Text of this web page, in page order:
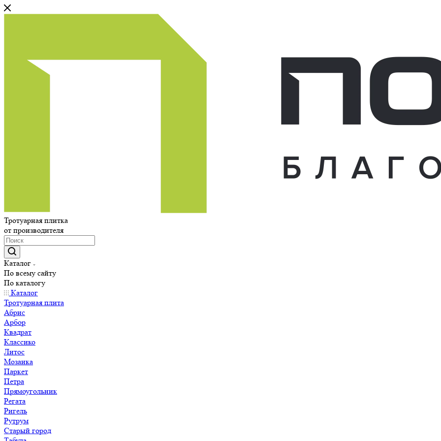
Тротуарная плитка
от производителя
Каталог
По всему сайту
По каталогу
Каталог
Тротуарная плита
Абрис
Арбор
Квадрат
Классико
Литос
Мозаика
Паркет
Петра
Прямоугольник
Регата
Ригель
Рутрум
Старый город